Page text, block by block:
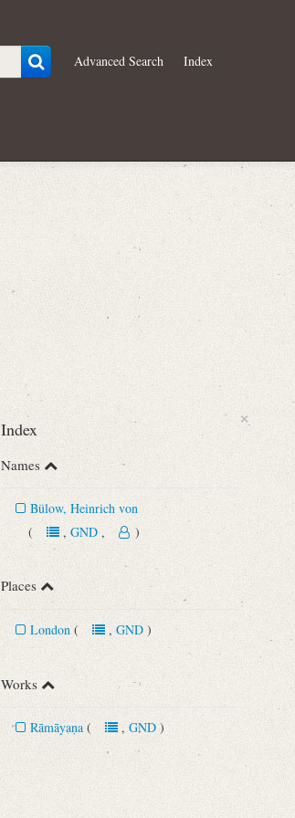
Advanced Search Index
×
Index
Names
Bülow, Heinrich von
(, GND, )
Places
London (, GND)
Works
Rāmāyaṇa (, GND)